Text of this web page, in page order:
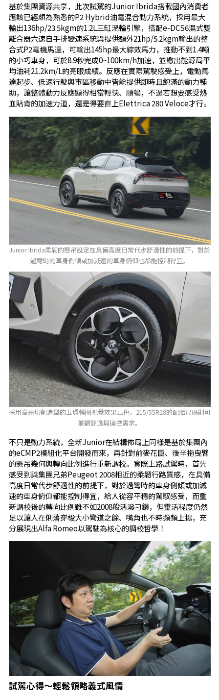
基於集團資源共享，此次試駕的Junior Ibrida搭載國內消費者
應該已經頗為熟悉的P2 Hybrid油電混合動力系統，採用最大
輸出136hp/23.5kgm的1.2L三缸渦輪引擎，搭配e-DCS6濕式雙
離合器六速自手排變速系統與提供額外21hp/5.2kgm輸出的整
合式P2電機馬達，可輸出145hp最大綜效馬力，推動不到1.4噸
的小巧車身，可於8.9秒完成0~100km/h加速，並繳出能源局平
均油耗21.2km/L的亮眼成績。反應在實際駕駛感受上，電動馬
達起步、低速行駛與市區移動中皆能提供即時且飽滿的動力輔
助，讓整體動力反應顯得相當輕快、順暢，不過若想要感受熱
血貼背的加速力道，還是得要直上Elettrica 280 Veloce才行。
Junior Ibrida柔韌的懸吊設定在具備高度日常代步舒適性的前提下，對於
過彎時的車身側傾或加減速的車身俯仰也都能控制得宜。
採用高亮切削造型的五環輪圈視覺效果出色，215/55R18的配胎尺碼則可
兼顧舒適與操控需求。
不只是動力系統，全新Junior在結構佈局上同樣是基於集團內
的eCMP2模組化平台開發而來，再針對前麥花臣、後半拖曳臂
的懸吊幾何與轉向比例進行重新調校。實際上路試駕時，首先
感受到與集團兄弟Peugeot 2008相近的柔韌行路質感，在具備
高度日常代步舒適性的前提下，對於過彎時的車身側傾或加減
速的車身俯仰都能控制得宜，給人從容平穩的駕馭感受，而重
新調校後的轉向比例雖不如2008般活潑刁鑽，但靈活程度仍然
足以讓人在俐落穿梭大小彎道之餘、嘴角也不時頻頻上揚，充
分展現出Alfa Romeo以駕駛為核心的調校哲學！
試駕心得～輕鬆領略義式風情